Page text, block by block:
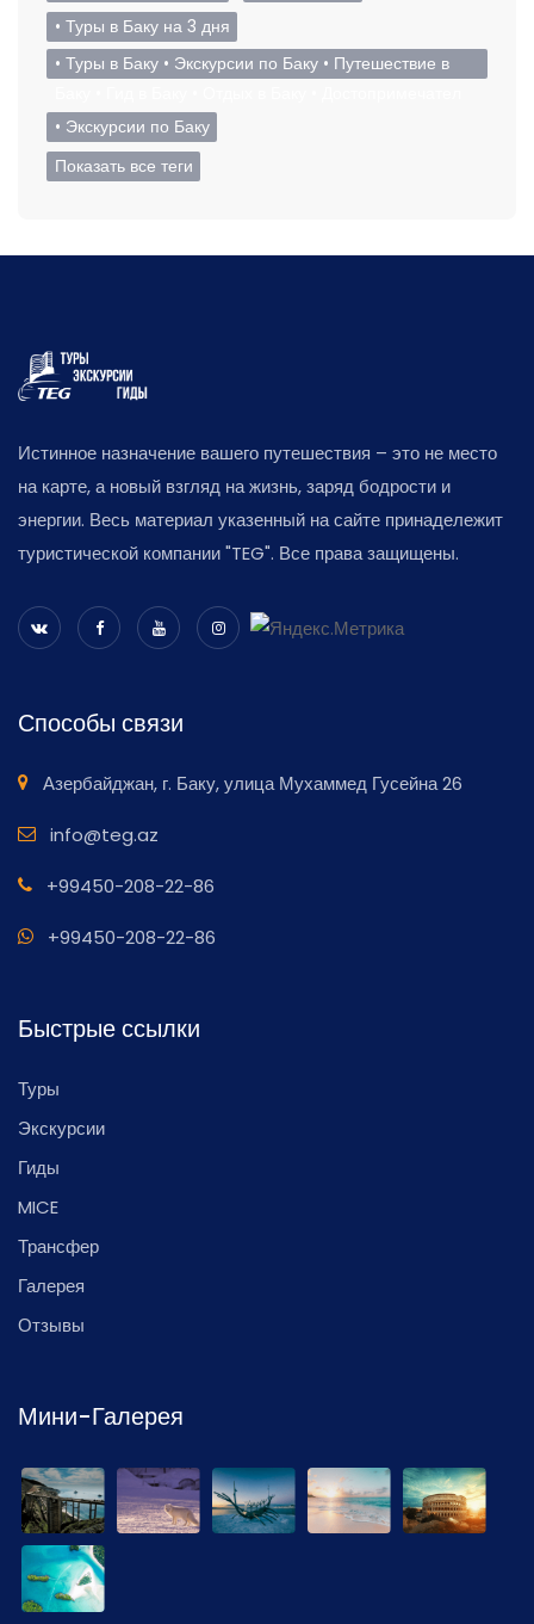
• Туры в Баку на 3 дня
• Туры в Баку • Экскурсии по Баку • Путешествие в
• Экскурсии по Баку
Показать все теги
Истинное назначение вашего путешествия – это не место
на карте, а новый взгляд на жизнь, заряд бодрости и
энергии. Весь материал указенный на сайте принадележит
туристической компании "TEG". Все права защищены.
Способы связи
Азербайджан, г. Баку, улица Мухаммед Гусейна 26
info@teg.az
+99450-208-22-86
+99450-208-22-86
Быстрые ссылки
Туры
Экскурсии
Гиды
MICE
Трансфер
Галерея
Отзывы
Мини-Галерея